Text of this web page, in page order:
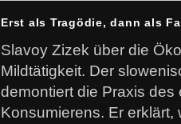
Erst als Tragödie, dann als
Slavoy Zizek über die
Mildtätigkeit. Der
demontiert die Praxis des
Konsumierens. Er erklärt,